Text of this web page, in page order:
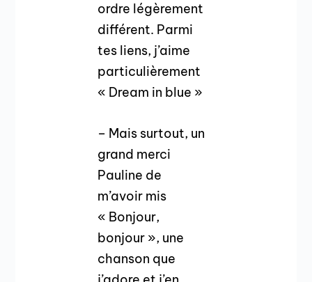
ordre légèrement
différent. Parmi
tes liens, j’aime
particulièrement
« Dream in blue »
– Mais surtout, un
grand merci
Pauline de
m’avoir mis
« Bonjour,
bonjour », une
chanson que